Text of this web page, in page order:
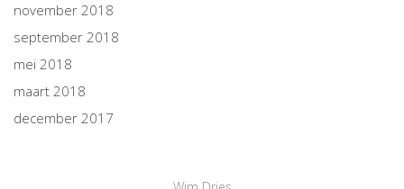
november 2018
september 2018
mei 2018
maart 2018
december 2017